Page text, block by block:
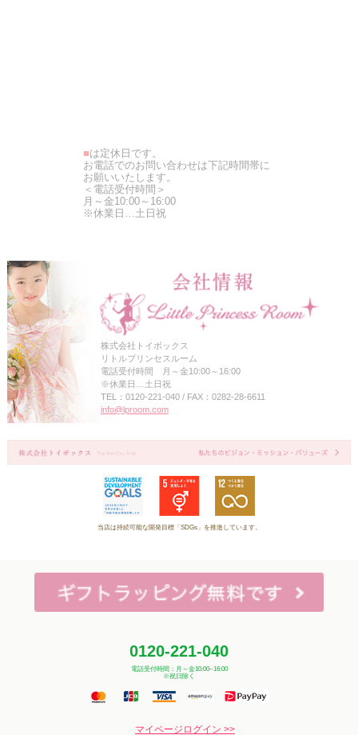
■は定休日です。
お電話でのお問い合わせは下記時間帯に
お願いいたします。
＜電話受付時間＞
月～金10:00～16:00
※休業日…土日祝
株式会社トイボックス
リトルプリンセスルーム
電話受付時間 月～金10:00～16:00
※休業日…土日祝
TEL：0120-221-040 / FAX：0282-28-6611
info@lproom.com
当店は持続可能な開発目標「SDGs」を推進しています。
0120-221-040
電話受付時間：月～金10:00~16:00
※祝日除く
マイページログイン >>